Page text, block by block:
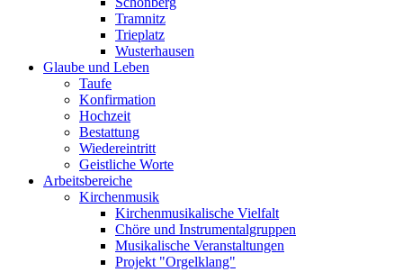
Tramnitz
Trieplatz
Wusterhausen
Glaube und Leben
Taufe
Konfirmation
Hochzeit
Bestattung
Wiedereintritt
Geistliche Worte
Arbeitsbereiche
Kirchenmusik
Kirchenmusikalische Vielfalt
Chöre und Instrumentalgruppen
Musikalische Veranstaltungen
Projekt "Orgelklang"